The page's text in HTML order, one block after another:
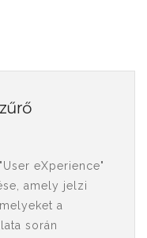
eXperience"
amely jelzi
a
során